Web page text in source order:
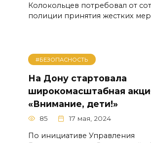
Колокольцев потребовал от
полиции принятия жестких мер
#БЕЗОПАСНОСТЬ
На Дону стартовала
широкомасштабная
«Внимание, дети!»
85 17 мая, 2024
По инициативе Управления